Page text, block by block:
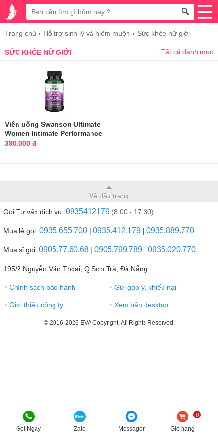
Trang chủ Hỗ trợ sinh lý và hiếm muộn Sức khỏe nữ giới
SỨC KHỎE NỮ GIỚI Tất cả danh mục
Viên uống Swanson Ultimate
Women Intimate Performance
90 viên
390.000 đ
Về đầu trang
Gọi Tư vấn dịch vụ: 0935412179 (8:00 - 17:30)
Mua lẻ gọi: 0935.655.700 | 0935.412.179 | 0935.889.770
Mua sỉ gọi: 0905.77.60.68 | 0905.799.789 | 0935.020.770
195/2 Nguyễn Văn Thoại, Q.Sơn Trà, Đà Nẵng
● Chính sách bảo hành ● Gửi góp ý, khiếu nại
● Giới thiệu công ty ● Xem bản desktop
© 2016-2026 EVA Copyright, All Rights Reserved.
Gọi Ngay Zalo Messager Giỏ hàng
0